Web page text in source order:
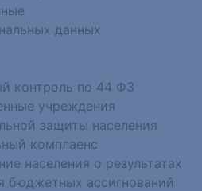
данных
контроль по 44 ФЗ
учреждения
защиты населения
комплаенс
населения о результатах
бюджетных ассигнований